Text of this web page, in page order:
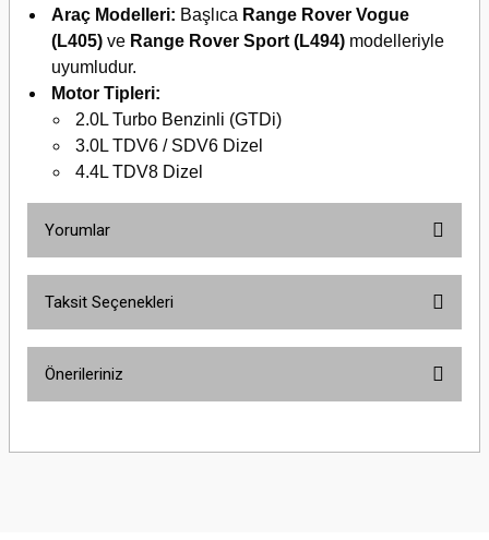
Araç Modelleri: Başlıca Range Rover Vogue
(L405) ve Range Rover Sport (L494) modelleriyle
uyumludur.
Motor Tipleri:
2.0L Turbo Benzinli (GTDi)
3.0L TDV6 / SDV6 Dizel
4.4L TDV8 Dizel
Yorumlar
Taksit Seçenekleri
Önerileriniz
yetersiz gördüğünüz noktaları öneri formunu kullanarak tarafımıza